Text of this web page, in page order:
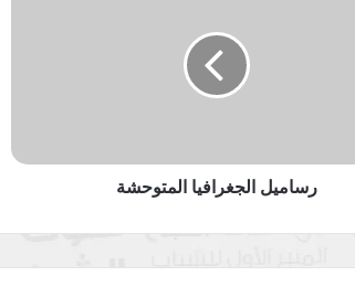
رساميل الجغرافيا المتوحشة